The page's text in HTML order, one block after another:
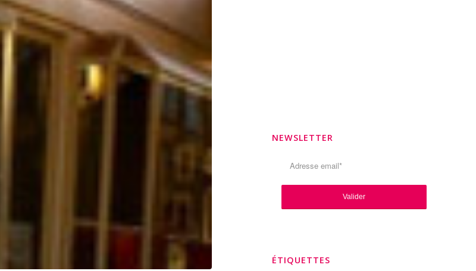
NEWSLETTER
ÉTIQUETTES